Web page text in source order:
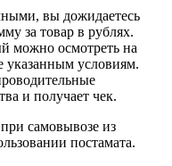
вы дожидаетесь
за товар в рублях.
можно осмотреть на
указанным условиям.
и получает чек.
самовывозе из
постамата.